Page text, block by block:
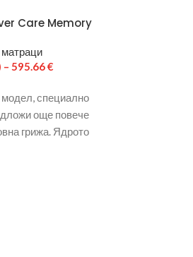
Care Memory
– 595.66€
специално
още повече
грижа. Ядрото